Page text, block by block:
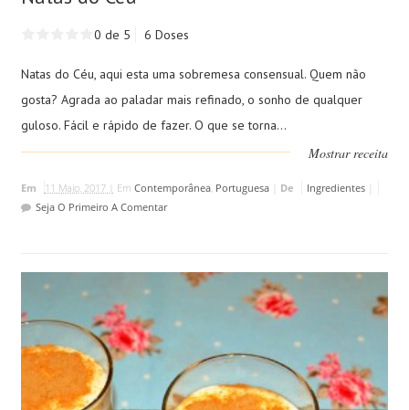
0 de 5 6 Doses
Natas do Céu, aqui esta uma sobremesa consensual. Quem não
gosta? Agrada ao paladar mais refinado, o sonho de qualquer
guloso. Fácil e rápido de fazer. O que se torna...
Mostrar receita
Em 11 Maio, 2017 | Em Contemporânea, Portuguesa| De Ingredientes|
Seja O Primeiro A Comentar